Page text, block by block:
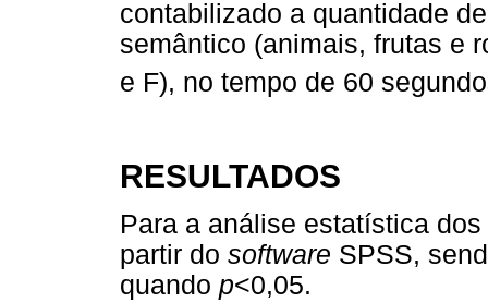
contabilizado a quantidade
semântico (animais, frutas e
e F), no tempo de 60
RESULTADOS
Para a análise estatística
partir do software SPSS,
quando p<0,05.